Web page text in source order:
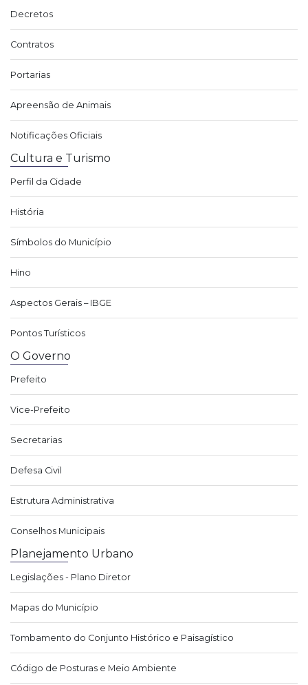
Decretos
Contratos
Portarias
Apreensão de Animais
Notificações Oficiais
Cultura e Turismo
Perfil da Cidade
História
Símbolos do Município
Hino
Aspectos Gerais – IBGE
Pontos Turísticos
O Governo
Prefeito
Vice-Prefeito
Secretarias
Defesa Civil
Estrutura Administrativa
Conselhos Municipais
Planejamento Urbano
Legislações - Plano Diretor
Mapas do Município
Tombamento do Conjunto Histórico e Paisagístico
Código de Posturas e Meio Ambiente